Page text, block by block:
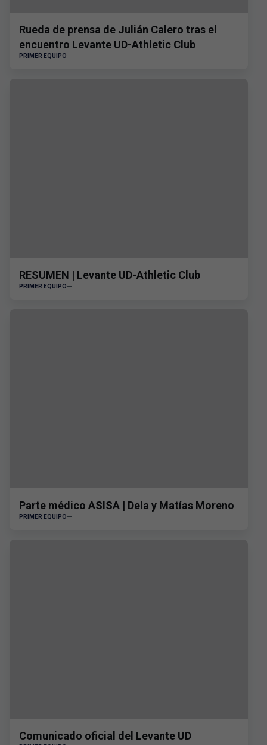
Rueda de prensa de Julián Calero tras el
encuentro Levante UD-Athletic Club
PRIMER EQUIPO
RESUMEN | Levante UD-Athletic Club
PRIMER EQUIPO
Parte médico ASISA | Dela y Matías Moreno
PRIMER EQUIPO
Comunicado oficial del Levante UD